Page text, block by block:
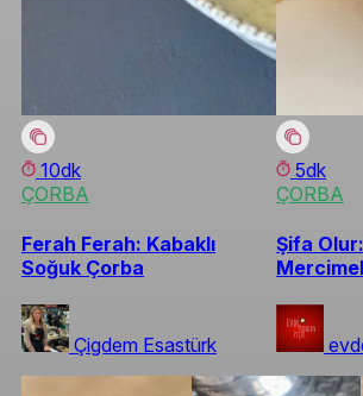
10dk
ÇORBA
Ferah Ferah: Kabaklı
Soğuk Çorba
Çigdem Esastürk
5dk
ÇORBA
Şifa